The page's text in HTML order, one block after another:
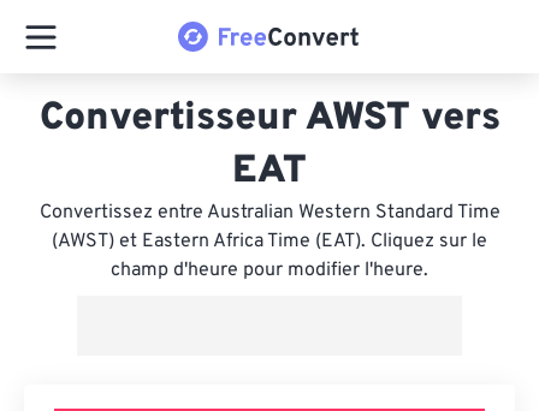
Convertisseur AWST vers
EAT
Convertissez entre Australian Western Standard Time
(AWST) et Eastern Africa Time (EAT). Cliquez sur le
champ d'heure pour modifier l'heure.